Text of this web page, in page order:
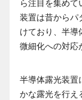
ら注目を集め
装置は昔からパ
けており、半導
微細化への対応
半導体露光装置
かな露光を行え